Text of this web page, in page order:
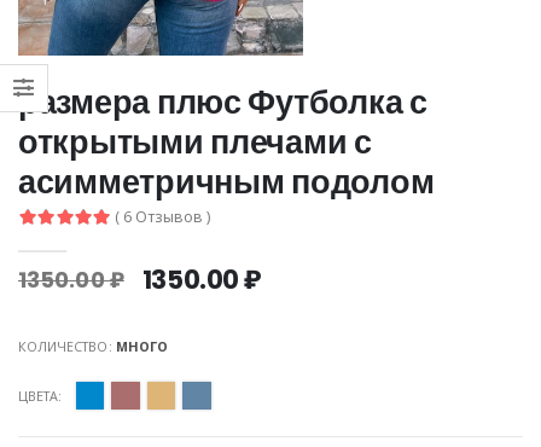
размера плюс Футболка с
открытыми плечами с
асимметричным подолом
( 6 Отзывов )
1350.00 ₽ 1350.00 ₽
КОЛИЧЕСТВО: МНОГО
ЦВЕТА: